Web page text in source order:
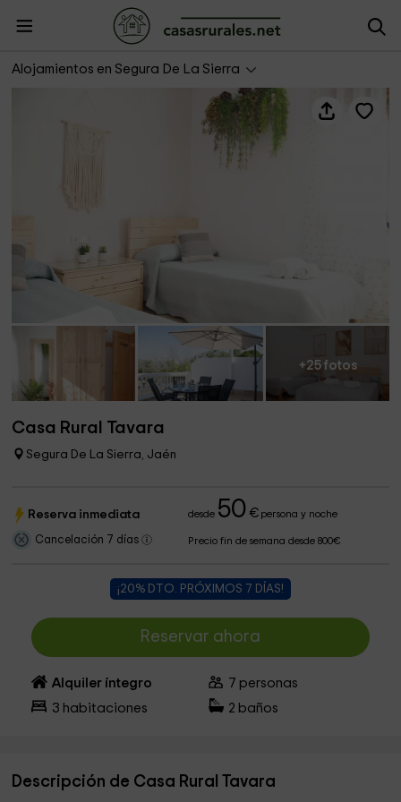
Alojamientos en Segura De La Sierra
+25 fotos
Casa Rural Tavara
Segura De La Sierra, Jaén
Reserva inmediata desde 50 €persona y noche
Cancelación 7 días Precio fin de semana desde 800€
¡20% DTO. PRÓXIMOS 7 DÍAS!
Reservar ahora
Alquiler íntegro 7 personas
3 habitaciones 2 baños
Descripción de Casa Rural Tavara